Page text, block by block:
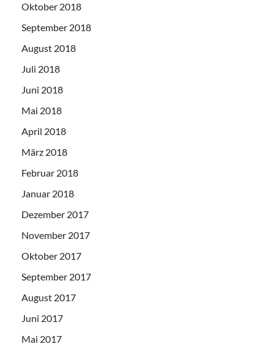
Oktober 2018
September 2018
August 2018
Juli 2018
Juni 2018
Mai 2018
April 2018
März 2018
Februar 2018
Januar 2018
Dezember 2017
November 2017
Oktober 2017
September 2017
August 2017
Juni 2017
Mai 2017